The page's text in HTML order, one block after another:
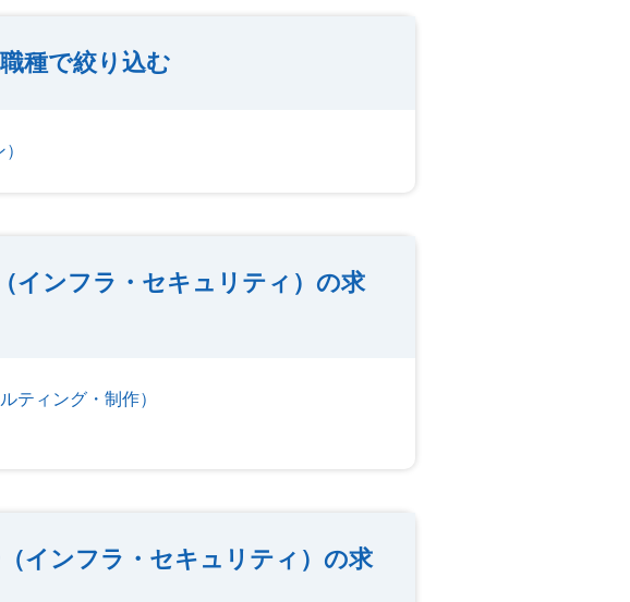
種で絞り込む
インフラ・セキュリティ）の求
ティング・制作）
インフラ・セキュリティ）の求